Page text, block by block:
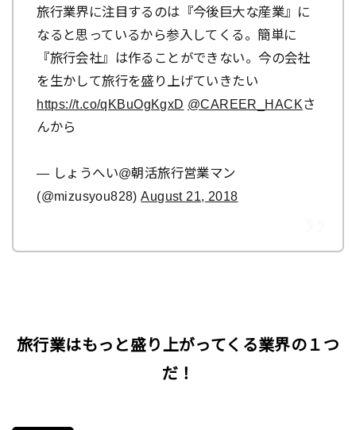
旅行業界に注目するのは『今後巨大な産業』に
なると思っているから参入してくる。簡単に
『旅行会社』は作ることができない。今の会社
を生かして旅行を盛り上げていきたい
https://t.co/qKBuOgKgxD @CAREER_HACKさ
んから
— しょうへい@朝活旅行営業マン
(@mizusyou828)August 21, 2018
旅行業はもっと盛り上がってくる業界の１つ
だ！